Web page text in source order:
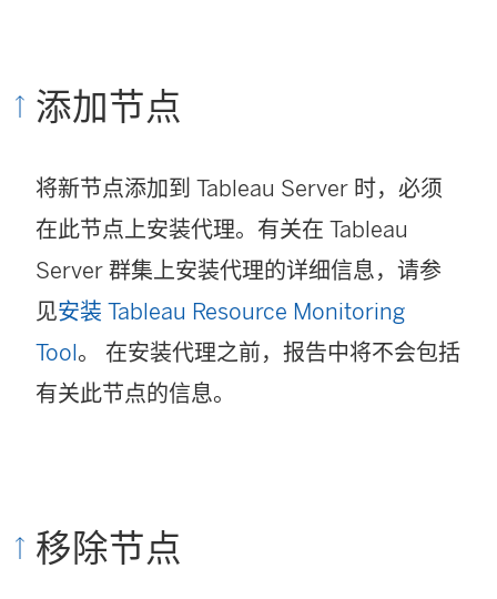
添加节点
将新节点添加到 Tableau Server 时，必须
在此节点上安装代理。有关在 Tableau
Server 群集上安装代理的详细信息，请参
见安装 Tableau Resource Monitoring
Tool。 在安装代理之前，报告中将不会包括
有关此节点的信息。
移除节点